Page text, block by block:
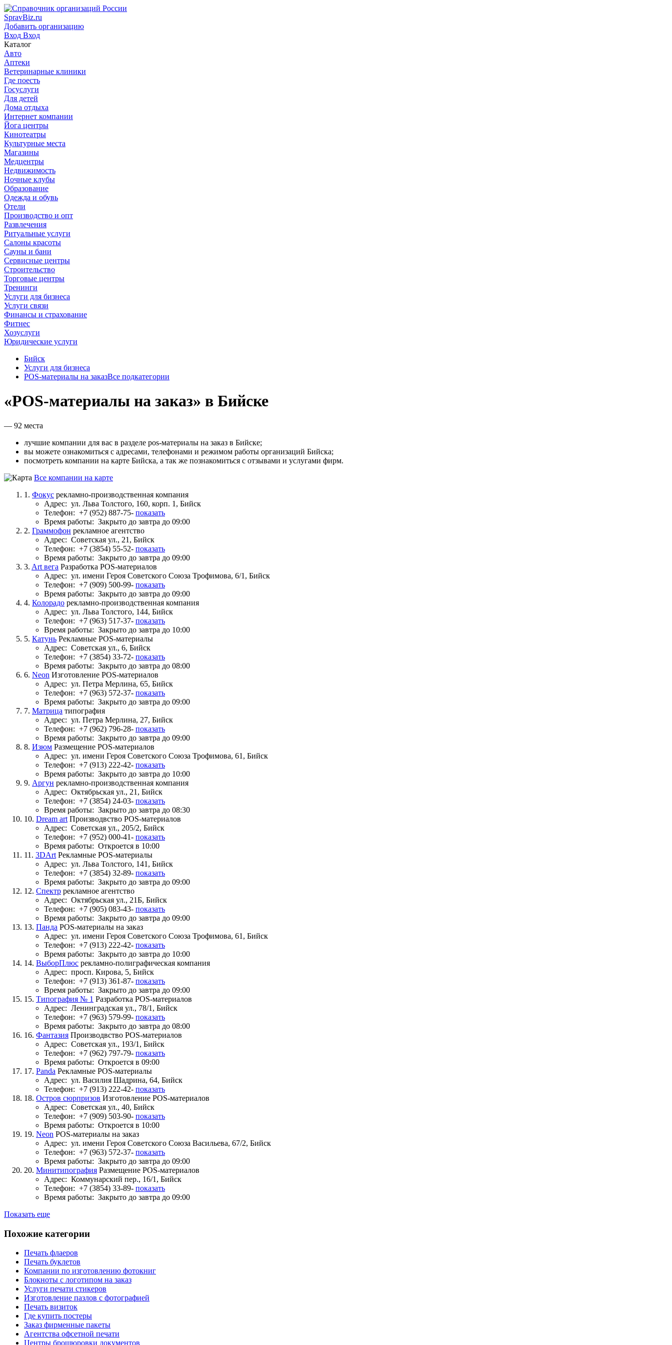
SpravBiz.ru
Добавить организацию
Вход Вход
Каталог
Авто
Аптеки
Ветеринарные клиники
Где поесть
Госуслуги
Для детей
Дома отдыха
Интернет компании
Йога центры
Кинотеатры
Культурные места
Магазины
Медцентры
Недвижимость
Ночные клубы
Образование
Одежда и обувь
Отели
Производство и опт
Развлечения
Ритуальные услуги
Салоны красоты
Сауны и бани
Сервисные центры
Строительство
Торговые центры
Тренинги
Услуги для бизнеса
Услуги связи
Финансы и страхование
Фитнес
Хозуслуги
Юридические услуги
Бийск
Услуги для бизнеса
POS-материалы на заказВсе подкатегории
«POS-материалы на заказ» в Бийске
— 92 места
лучшие компании для вас в разделе pos-материалы на заказ в Бийске;
вы можете ознакомиться с адресами, телефонами и режимом работы организаций Бийска;
посмотреть компании на карте Бийска, а так же познакомиться с отзывами и услугами фирм.
Все компании на карте
1. Фокус рекламно-производственная компания
Адрес: ул. Льва Толстого, 160, корп. 1, Бийск
Телефон: +7 (952) 887-75- показать
Время работы: Закрыто до завтра до 09:00
2. Граммофон рекламное агентство
Адрес: Советская ул., 21, Бийск
Телефон: +7 (3854) 55-52- показать
Время работы: Закрыто до завтра до 09:00
3. Art вега Разработка POS-материалов
Адрес: ул. имени Героя Советского Союза Трофимова, 6/1, Бийск
Телефон: +7 (909) 500-99- показать
Время работы: Закрыто до завтра до 09:00
4. Колорадо рекламно-производственная компания
Адрес: ул. Льва Толстого, 144, Бийск
Телефон: +7 (963) 517-37- показать
Время работы: Закрыто до завтра до 10:00
5. Катунь Рекламные POS-материалы
Адрес: Советская ул., 6, Бийск
Телефон: +7 (3854) 33-72- показать
Время работы: Закрыто до завтра до 08:00
6. Neon Изготовление POS-материалов
Адрес: ул. Петра Мерлина, 65, Бийск
Телефон: +7 (963) 572-37- показать
Время работы: Закрыто до завтра до 09:00
7. Матрица типография
Адрес: ул. Петра Мерлина, 27, Бийск
Телефон: +7 (962) 796-28- показать
Время работы: Закрыто до завтра до 09:00
8. Изюм Размещение POS-материалов
Адрес: ул. имени Героя Советского Союза Трофимова, 61, Бийск
Телефон: +7 (913) 222-42- показать
Время работы: Закрыто до завтра до 10:00
9. Аргун рекламно-производственная компания
Адрес: Октябрьская ул., 21, Бийск
Телефон: +7 (3854) 24-03- показать
Время работы: Закрыто до завтра до 08:30
10. Dream art Производвство POS-материалов
Адрес: Советская ул., 205/2, Бийск
Телефон: +7 (952) 000-41- показать
Время работы: Откроется в 10:00
11. 3DArt Рекламные POS-материалы
Адрес: ул. Льва Толстого, 141, Бийск
Телефон: +7 (3854) 32-89- показать
Время работы: Закрыто до завтра до 09:00
12. Спектр рекламное агентство
Адрес: Октябрьская ул., 21Б, Бийск
Телефон: +7 (905) 083-43- показать
Время работы: Закрыто до завтра до 09:00
13. Панда POS-материалы на заказ
Адрес: ул. имени Героя Советского Союза Трофимова, 61, Бийск
Телефон: +7 (913) 222-42- показать
Время работы: Закрыто до завтра до 10:00
14. ВыборПлюс рекламно-полиграфическая компания
Адрес: просп. Кирова, 5, Бийск
Телефон: +7 (913) 361-87- показать
Время работы: Закрыто до завтра до 09:00
15. Типография № 1 Разработка POS-материалов
Адрес: Ленинградская ул., 78/1, Бийск
Телефон: +7 (963) 579-99- показать
Время работы: Закрыто до завтра до 08:00
16. Фантазия Производвство POS-материалов
Адрес: Советская ул., 193/1, Бийск
Телефон: +7 (962) 797-79- показать
Время работы: Откроется в 09:00
17. Panda Рекламные POS-материалы
Адрес: ул. Василия Шадрина, 64, Бийск
Телефон: +7 (913) 222-42- показать
18. Остров сюрпризов Изготовление POS-материалов
Адрес: Советская ул., 40, Бийск
Телефон: +7 (909) 503-90- показать
Время работы: Откроется в 10:00
19. Neon POS-материалы на заказ
Адрес: ул. имени Героя Советского Союза Васильева, 67/2, Бийск
Телефон: +7 (963) 572-37- показать
Время работы: Закрыто до завтра до 09:00
20. Минитипография Размещение POS-материалов
Адрес: Коммунарский пер., 16/1, Бийск
Телефон: +7 (3854) 33-89- показать
Время работы: Закрыто до завтра до 09:00
Показать еще
Похожие категории
Печать флаеров
Печать буклетов
Компании по изготовлению фотокниг
Блокноты с логотипом на заказ
Услуги печати стикеров
Изготовление пазлов с фотографией
Печать визиток
Где купить постеры
Заказ фирменные пакеты
Агентства офсетной печати
Центры брошюровки документов